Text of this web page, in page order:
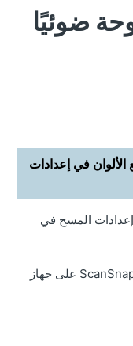
ضوئيًا
في إعدادات
المسح في
اعرض نافذة المسح الضوئي لـ ScanSnap Home على جهاز